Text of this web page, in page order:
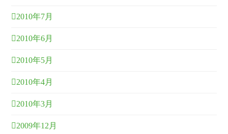
2010年7月
2010年6月
2010年5月
2010年4月
2010年3月
2009年12月